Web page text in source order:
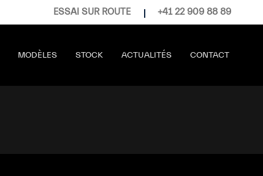
ESSAI SUR ROUTE +41 22 909 88 89
MODÈLES STOCK ACTUALITÉS CONTACT